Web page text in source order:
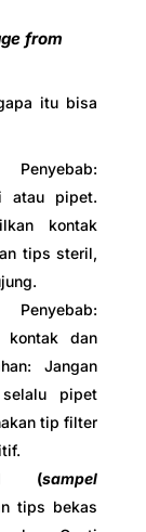
from
itu bisa
atau pipet.
kontak
tips steril,
kontak dan
Jangan
pipet
tip filter
(sampel
tips bekas